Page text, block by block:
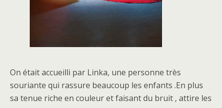
On était accueilli par Linka, une personne très
souriante qui rassure beaucoup les enfants .En plus
sa tenue riche en couleur et faisant du bruit , attire les